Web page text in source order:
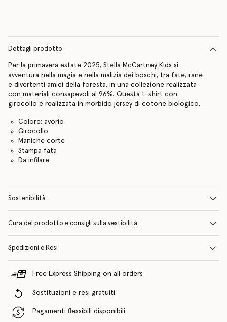
Dettagli prodotto
Per la primavera estate 2025, Stella McCartney Kids si
avventura nella magia e nella malizia dei boschi, tra fate, rane
e divertenti amici della foresta, in una collezione realizzata
con materiali consapevoli al 96%. Questa t-shirt con
girocollo è realizzata in morbido jersey di cotone biologico.
Colore: avorio
Girocollo
Maniche corte
Stampa fata
Da infilare
Sostenibilità
Cura del prodotto e consigli sulla vestibilità
Spedizioni e Resi
Free Express Shipping on all orders
Sostituzioni e resi gratuiti
Pagamenti flessibili disponibili